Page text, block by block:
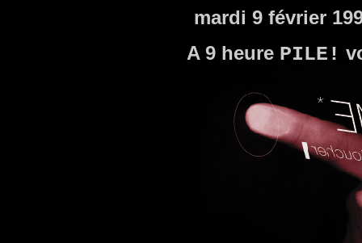
mardi 9 février
A 9 heure PILE!